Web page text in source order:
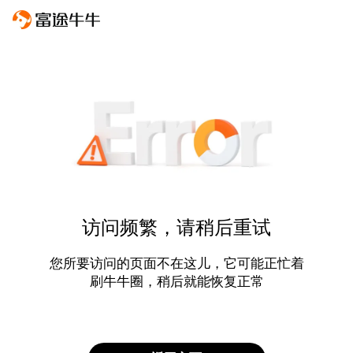
访问频繁，请稍后重试
您所要访问的页面不在这儿，它可能正忙着
刷牛牛圈，稍后就能恢复正常